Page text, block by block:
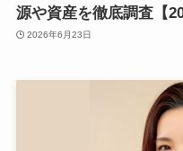
源や資産を徹底調査【
2026年6月23日